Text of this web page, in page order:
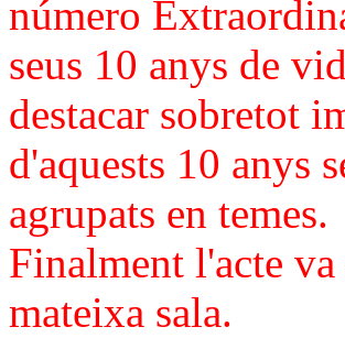
número
seus 10 anys de
destacar sobretot
d'aquests 10 anys
agrupats en temes.
Finalment l'acte
mateixa sala.